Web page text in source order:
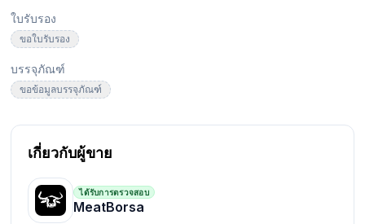
ใบรับรอง
ขอใบรับรอง
บรรจุภัณฑ์
ขอข้อมูลบรรจุภัณฑ์
เกี่ยวกับผู้ขาย
ได้รับการตรวจสอบ
MeatBorsa